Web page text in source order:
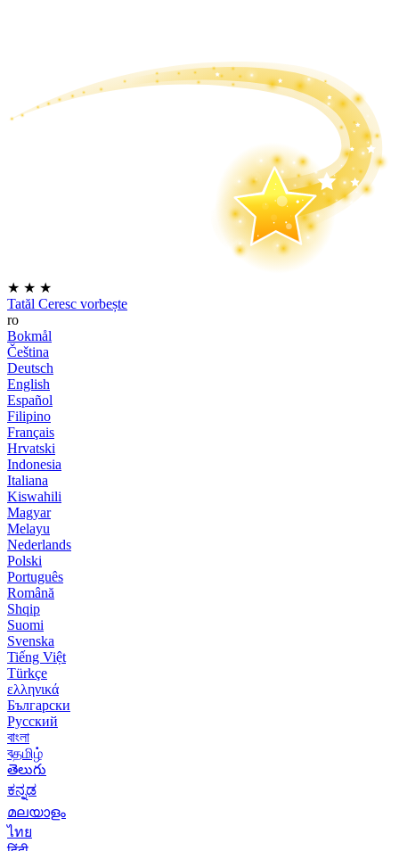
★ ★ ★
Tatăl Ceresc vorbește
ro
Bokmål
Čeština
Deutsch
English
Español
Filipino
Français
Hrvatski
Indonesia
Italiana
Kiswahili
Magyar
Melayu
Nederlands
Polski
Português
Română
Shqip
Suomi
Svenska
Tiếng Việt
Türkçe
ελληνικά
Български
Русский
বাংলা
বதமிழ்
తెలుగు
ಕನ್ನಡ
മലയാളം
ไทย